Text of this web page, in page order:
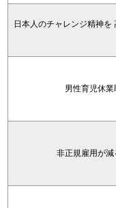
日本人のチャレンジ精神を
男性育児休
非正規雇用が